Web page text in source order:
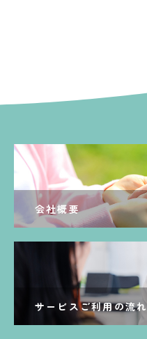
会社概要
サービスご利用の流れ